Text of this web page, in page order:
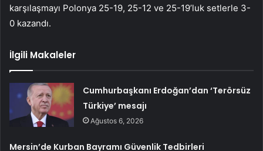
karşılaşmayı Polonya 25-19, 25-12 ve 25-19’luk setlerle 3-
0 kazandı.
İlgili Makaleler
Cumhurbaşkanı Erdoğan’dan ‘Terörsüz
Türkiye’ mesajı
Ağustos 6, 2026
Mersin’de Kurban Bayramı Güvenlik Tedbirleri